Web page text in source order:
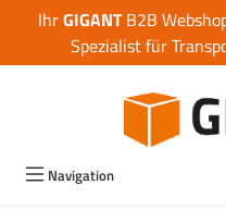
Zum Hauptinhalt springen
IhrGIGANTB2B
Spezialist für
Navigation